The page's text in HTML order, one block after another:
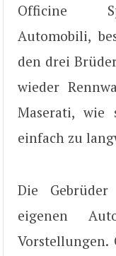
Officine
Automobili,
den drei
wieder
Maserati, wie
einfach zu
Die
eigenen